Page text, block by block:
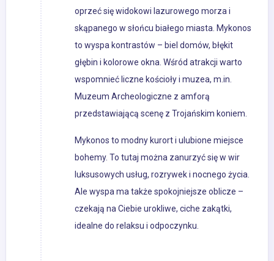
oprzeć się widokowi lazurowego morza i
skąpanego w słońcu białego miasta. Mykonos
to wyspa kontrastów – biel domów, błękit
głębin i kolorowe okna. Wśród atrakcji warto
wspomnieć liczne kościoły i muzea, m.in.
Muzeum Archeologiczne z amforą
przedstawiającą scenę z Trojańskim koniem.
Mykonos to modny kurort i ulubione miejsce
bohemy. To tutaj można zanurzyć się w wir
luksusowych usług, rozrywek i nocnego życia.
Ale wyspa ma także spokojniejsze oblicze –
czekają na Ciebie urokliwe, ciche zakątki,
idealne do relaksu i odpoczynku.